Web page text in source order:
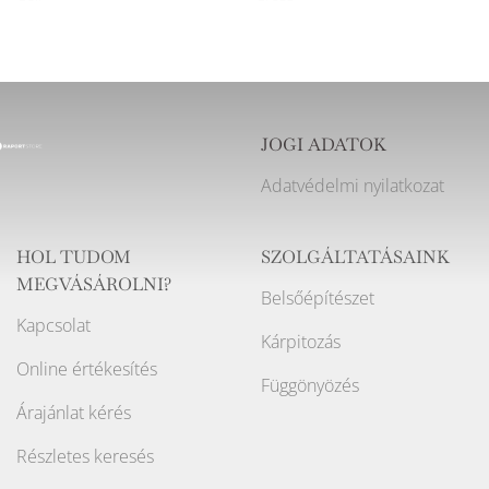
JOGI ADATOK
Adatvédelmi nyilatkozat
HOL TUDOM
MEGVÁSÁROLNI?
Kapcsolat
Online értékesítés
Árajánlat kérés
Részletes keresés
SZOLGÁLTATÁSAINK
Belsőépítészet
Kárpitozás
Függönyözés